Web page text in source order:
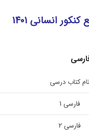
انسانی 1401
نام کتاب درسی
فارسی 1
فارسی 2